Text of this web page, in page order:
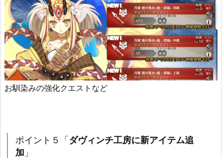
お馴染みの強化クエストなど
ポイント５「ダヴィンチ工房に新アイテム追
加 」